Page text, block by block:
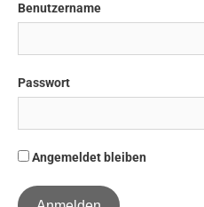
Benutzername
Passwort
Angemeldet bleiben